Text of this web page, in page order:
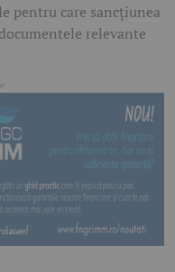
pentru care sancțiunea
relevante